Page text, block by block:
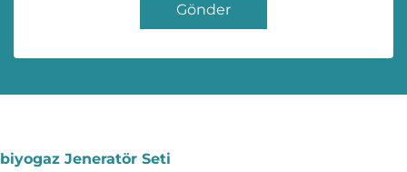
Gönder
biyogaz Jeneratör Seti